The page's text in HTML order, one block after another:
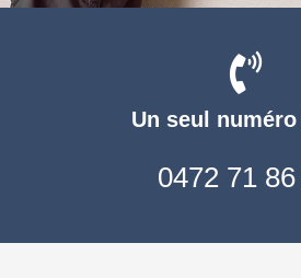
Un seul numéro
0472 71